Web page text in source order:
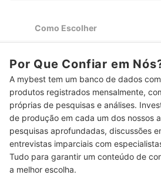
3 Descubra Qual a Idade Máxima
5 Descubra Quais Tipos de
6 Saiba como Funciona a Carência
7 Pesquise a Nota Geral e do
8
Facilite o Contato com a
para Android ou iOS
Como Escolher
Por Que Confiar em
A mybest tem um banco de dados
produtos registrados mensalmente,
próprias de pesquisas e análises.
de produção em cada um dos nossos
pesquisas aprofundadas, discussões
entrevistas imparciais com
Tudo para garantir um conteúdo de
a melhor escolha.